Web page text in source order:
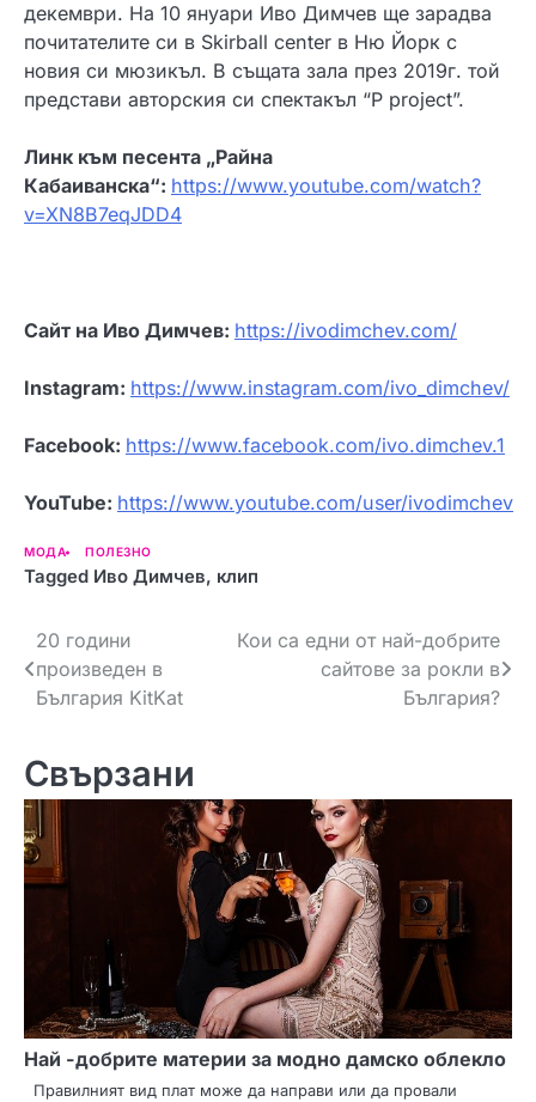
декември. На 10 януари Иво Димчев ще зарадва
почитателите си в Skirball center в Ню Йорк с
новия си мюзикъл. В същата зала през 2019г. той
представи авторския си спектакъл “P project”.
Линк към песента „Райна
Кабаиванска“: https://www.youtube.com/watch?
v=XN8B7eqJDD4
Сайт на Иво Димчев: https://ivodimchev.com/
Instagram: https://www.instagram.com/ivo_dimchev/
Facebook: https://www.facebook.com/ivo.dimchev.1
YouTube: https://www.youtube.com/user/ivodimchev
МОДА ПОЛЕЗНО
Tagged Иво Димчев, клип
Н
а
и
г
а
20 години
произведен в
България KitKat
Кои са едни от най-добрите
сайтове за рокли в
България?
Свързани
Най -добрите материи за модно дамско облекло
Правилният вид плат може да направи или да провали